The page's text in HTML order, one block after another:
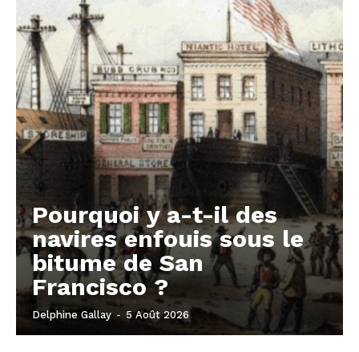
Pourquoi y a-t-il des
navires enfouis sous le
bitume de San
Francisco ?
Delphine Gallay - 5 Août 2026